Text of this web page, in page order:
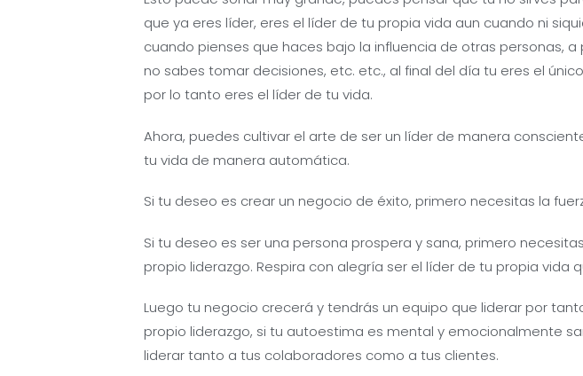
que ya eres líder, eres el líder de tu propia vida aun cuando ni
cuando pienses que haces bajo la influencia de otras personas,
no sabes tomar decisiones, etc. etc., al final del día tu eres el
por lo tanto eres el líder de tu vida.
Ahora, puedes cultivar el arte de ser un líder de manera
tu vida de manera automática.
Si tu deseo es crear un negocio de éxito, primero necesitas la
Si tu deseo es ser una persona prospera y sana, primero
propio liderazgo. Respira con alegría ser el líder de tu propia vida
Luego tu negocio crecerá y tendrás un equipo que liderar por
propio liderazgo, si tu autoestima es mental y emocionalmente
liderar tanto a tus colaboradores como a tus clientes.